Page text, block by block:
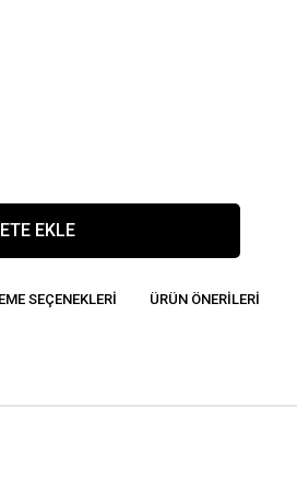
SEÇENEKLERI ÜRÜN ÖNERILERI